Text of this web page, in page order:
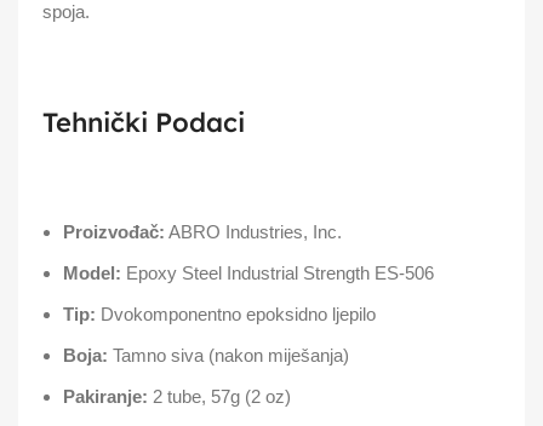
spoja.
Tehnički Podaci
Proizvođač: ABRO Industries, Inc.
Model: Epoxy Steel Industrial Strength ES-506
Tip: Dvokomponentno epoksidno ljepilo
Boja: Tamno siva (nakon miješanja)
Pakiranje: 2 tube, 57g (2 oz)